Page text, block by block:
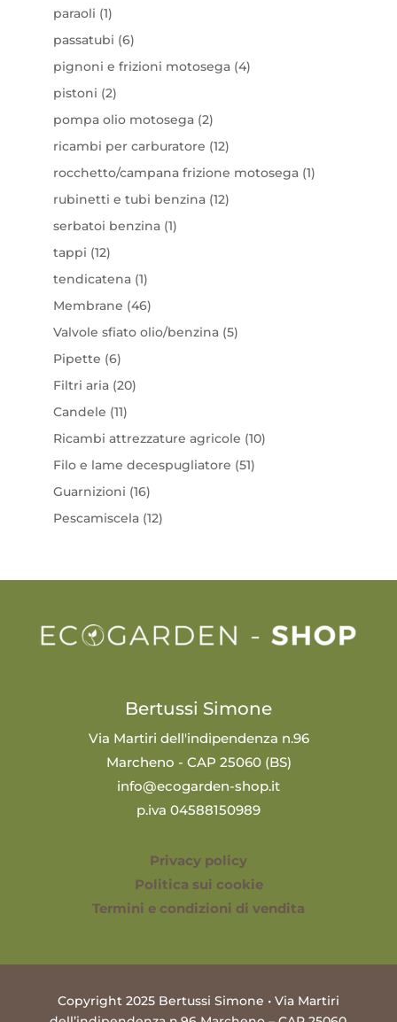
paraoli 11
prodotto
passatubi 66
prodotti
pignoni e frizioni motosega 44
pistoni 22
prodotti
pompa olio motosega 22
prodotti
ricambi per carburatore 1212
prodotti
rocchetto/campana frizione motosega 11
rubinetti e tubi benzina 1212
serbatoi benzina 11
tappi 1212
prodotti
tendicatena 11
prodotto
Membrane 4646
prodotti
Valvole sfiato olio/benzina 55
Pipette 66
prodotti
Filtri aria 2020
Candele 1111
prodotti
Ricambi attrezzature agricole 1010
Filo e lame decespugliatore 5151
Guarnizioni 1616
prodotti
Pescamiscela 1212
Bertussi Simone
Via Martiri dell'indipendenza n.96
Marcheno - CAP 25060 (BS)
info@ecogarden-shop.it
p.iva 04588150989
Privacy policy
Politica sui cookie
Termini e condizioni di vendita
Copyright 2025 Bertussi Simone • Via Martiri